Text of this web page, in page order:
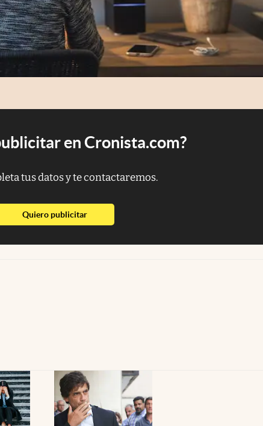
en Cronista.com?
tus datos y te contactaremos.
Quiero publicitarabre en nueva pestaña